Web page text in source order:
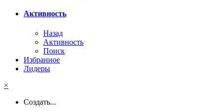
Активность
Назад
Активность
Поиск
Избранное
Лидеры
×
Создать...